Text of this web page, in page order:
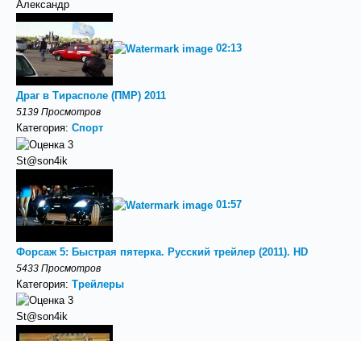
Александр
02:13
Драг в Тирасполе (ПМР) 2011
5139 Просмотров
Категория: Спорт
St@son4ik
01:57
Форсаж 5: Быстрая пятерка. Русский трейлер (2011). HD
5433 Просмотров
Категория: Трейлеры
St@son4ik